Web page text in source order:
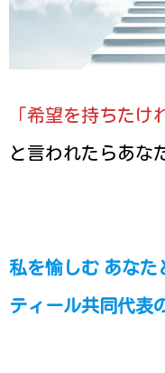
「希望を持ちたけ
と言われたらあな
私を愉しむ あなた
ティール共同代表